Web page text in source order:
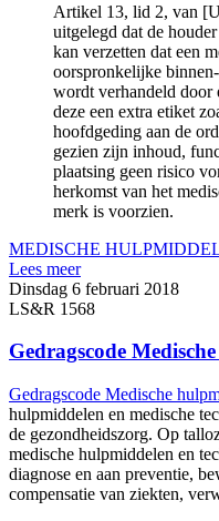
Artikel 13, lid 2, van
uitgelegd dat de
kan verzetten dat een
oorspronkelijke
wordt verhandeld door
deze een extra etiket
hoofdgeding aan de
gezien zijn inhoud,
plaatsing geen risico
herkomst van het
merk is voorzien.
MEDISCHE
Lees meer
Dinsdag 6 februari 2018
LS&R 1568
Gedragscode
Gedragscode Medische
hulpmiddelen en medische
de gezondheidszorg. Op
medische hulpmiddelen en
diagnose en aan preventie,
compensatie van ziekten,